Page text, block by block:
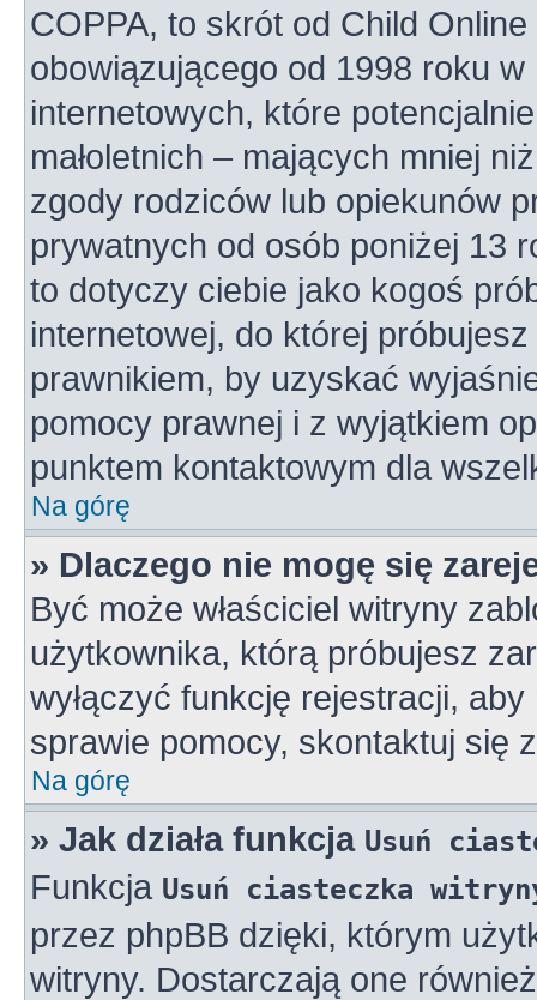
COPPA, to skrót od Child
obowiązującego od 1998 roku w
internetowych, które
małoletnich – mających mniej
zgody rodziców lub opiekunów
prywatnych od osób poniżej 13
to dotyczy ciebie jako kogoś
internetowej, do której
prawnikiem, by uzyskać
pomocy prawnej i z wyjątkiem
punktem kontaktowym dla
Na górę
» Dlaczego nie mogę się
Być może właściciel witryny
użytkownika, którą próbujesz
wyłączyć funkcję rejestracji,
sprawie pomocy, skontaktuj się
Na górę
» Jak działa funkcja Usuń
Funkcja Usuń ciasteczka
przez phpBB dzięki, którym
witryny. Dostarczają one